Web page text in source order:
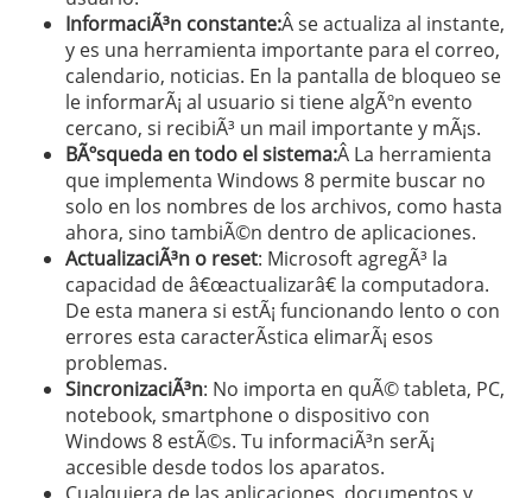
InformaciÃ³n constante:Â se actualiza al instante,
y es una herramienta importante para el correo,
calendario, noticias. En la pantalla de bloqueo se
le informarÃ¡ al usuario si tiene algÃºn evento
cercano, si recibiÃ³ un mail importante y mÃ¡s.
BÃºsqueda en todo el sistema:Â La herramienta
que implementa Windows 8 permite buscar no
solo en los nombres de los archivos, como hasta
ahora, sino tambiÃ©n dentro de aplicaciones.
ActualizaciÃ³n o reset: Microsoft agregÃ³ la
capacidad de â€œactualizarâ€ la computadora.
De esta manera si estÃ¡ funcionando lento o con
errores esta caracterÃ­stica elimarÃ¡ esos
problemas.
SincronizaciÃ³n: No importa en quÃ© tableta, PC,
notebook, smartphone o dispositivo con
Windows 8 estÃ©s. Tu informaciÃ³n serÃ¡
accesible desde todos los aparatos.